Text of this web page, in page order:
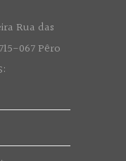
Rua das
067 Pêro